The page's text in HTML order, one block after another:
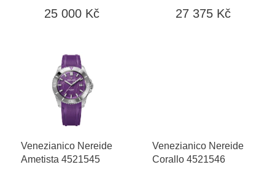
25 000 Kč 27 375 Kč
Venezianico Nereide
Ametista 4521545
Venezianico Nereide
Corallo 4521546